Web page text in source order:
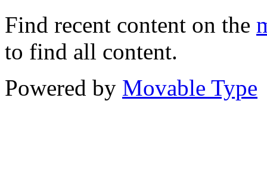
Find recent content on the
to find all content.
Powered by Movable Type